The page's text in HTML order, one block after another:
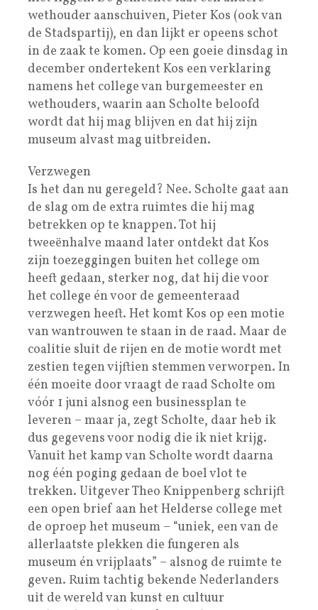
wethouder aanschuiven, Pieter Kos (ook van
de Stadspartij), en dan lijkt er opeens schot
in de zaak te komen. Op een goeie dinsdag in
december ondertekent Kos een verklaring
namens het college van burgemeester en
wethouders, waarin aan Scholte beloofd
wordt dat hij mag blijven en dat hij zijn
museum alvast mag uitbreiden.
Verzwegen
Is het dan nu geregeld? Nee. Scholte gaat aan
de slag om de extra ruimtes die hij mag
betrekken op te knappen. Tot hij
tweeënhalve maand later ontdekt dat Kos
zijn toezeggingen buiten het college om
heeft gedaan, sterker nog, dat hij die voor
het college én voor de gemeenteraad
verzwegen heeft. Het komt Kos op een motie
van wantrouwen te staan in de raad. Maar de
coalitie sluit de rijen en de motie wordt met
zestien tegen vijftien stemmen verworpen. In
één moeite door vraagt de raad Scholte om
vóór 1 juni alsnog een businessplan te
leveren – maar ja, zegt Scholte, daar heb ik
dus gegevens voor nodig die ik niet krijg.
Vanuit het kamp van Scholte wordt daarna
nog één poging gedaan de boel vlot te
trekken. Uitgever Theo Knippenberg schrijft
een open brief aan het Helderse college met
de oproep het museum – “uniek, een van de
allerlaatste plekken die fungeren als
museum én vrijplaats” – alsnog de ruimte te
geven. Ruim tachtig bekende Nederlanders
uit de wereld van kunst en cultuur